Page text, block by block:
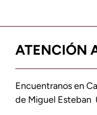
ATENCIÓN
Encuentranos en
de Miguel Esteban